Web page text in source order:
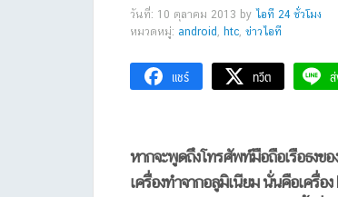
วันที่: 10 ตุลาคม 2013 by ไอที 24 ชั่วโมง
หมวดหมู่: android , htc, ข่าวไอที
แชร์ ทวีต
หากจะพูดถึงโทรศัพท์มือถือเรือธงข
เครื่องทำจากอลูมิเนียม นั่นคือเครื่